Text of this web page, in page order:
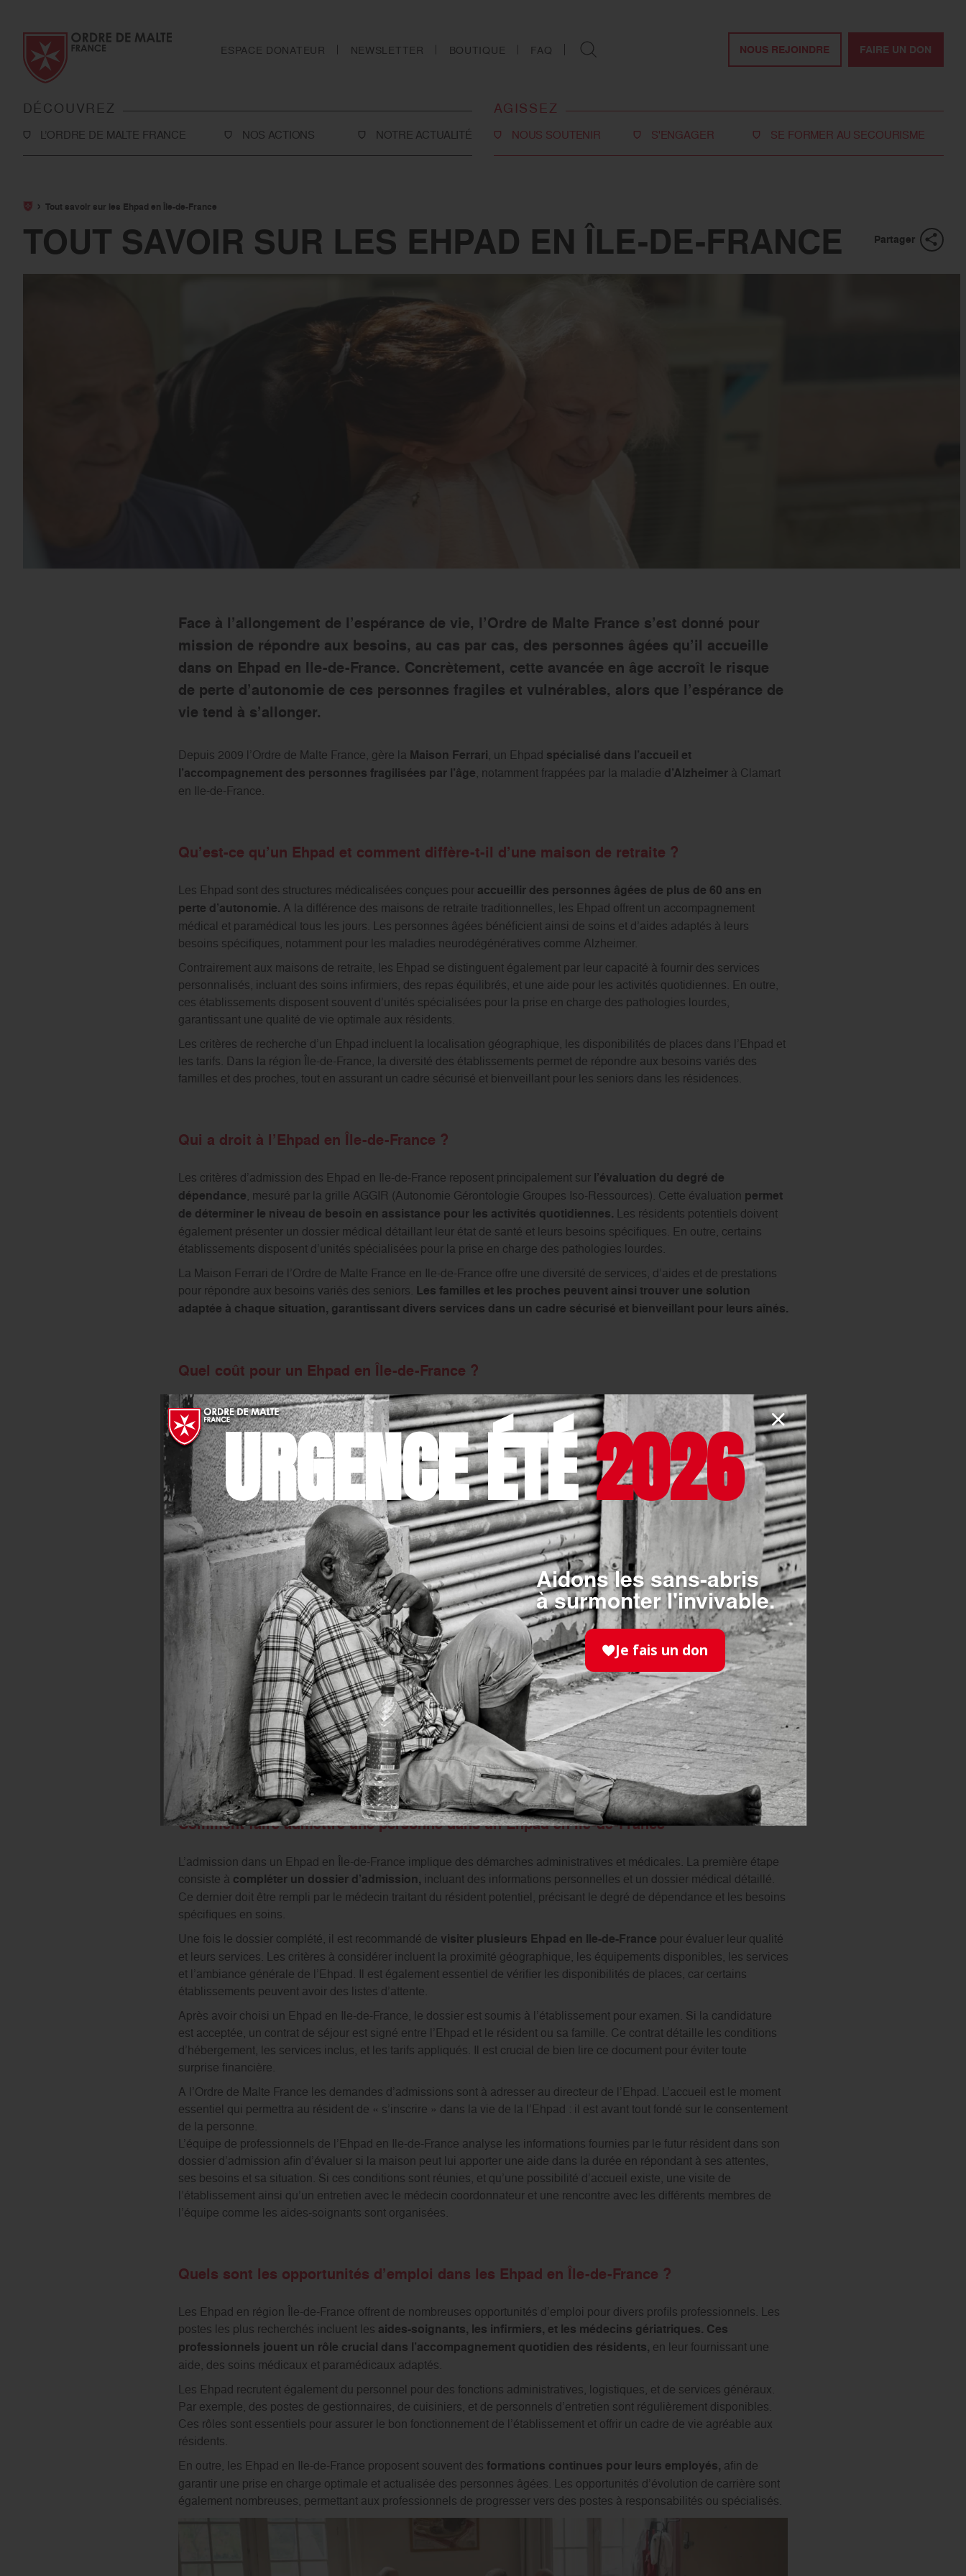
ESPACE DONATEUR NEWSLETTER BOUTIQUE FAQ NOUS REJOINDRE FAIRE UN DON
DÉCOUVREZ
L’ORDRE DE MALTE FRANCE
Notre présence en France
NOS ACTIONS
International
NOTRE ACTUALITÉ
AGISSEZ
NOUS SOUTENIR
Devenir partenaire
Legs, donations et
S'ENGAGER
Rejoindre la délégation
des jeunes
SE FORMER AU SECOURISME
Tout savoir sur les Ehpad en Île-de-France
Partager
TOUT SAVOIR SUR LES EHPAD EN ÎLE-DE-FRANCE
Face à l’allongement de l’espérance de vie, l’Ordre de Malte France s’est donné pour
mission de répondre aux besoins, au cas par cas, des personnes âgées qu’il accueille
dans on Ehpad en Ile-de-France. Concrètement, cette avancée en âge accroît le risque
de perte d’autonomie de ces personnes fragiles et vulnérables, alors que l’espérance de
vie tend à s’allonger.
Depuis 2009 l’Ordre de Malte France, gère la Maison Ferrari, un Ehpad spécialisé dans l’accueil et
l’accompagnement des personnes fragilisées par l’âge, notamment frappées par la maladie d’Alzheimerà Clamart
en Ile-de-France.
Qu’est-ce qu’un Ehpad et comment diffère-t-il d’une maison de retraite ?
Les Ehpad sont des structures médicalisées conçues pour accueillir des personnes âgées de plus de 60 ans en
perte d’autonomie. A la différence des maisons de retraite traditionnelles, les Ehpad offrent un accompagnement
médical et paramédical tous les jours. Les personnes âgées bénéficient ainsi de soins et d’aides adaptés à leurs
besoins spécifiques, notamment pour les maladies neurodégénératives comme Alzheimer.
Contrairement aux maisons de retraite, les Ehpad se distinguent également par leur capacité à fournir des services
personnalisés, incluant des soins infirmiers, des repas équilibrés, et une aide pour les activités quotidiennes. En outre,
ces établissements disposent souvent d’unités spécialisées pour la prise en charge des pathologies lourdes,
garantissant une qualité de vie optimale aux résidents.
Les critères de recherche d’un Ehpad incluent la localisation géographique, les disponibilités de places dans l’Ehpad et
les tarifs. Dans la région Île-de-France, la diversité des établissements permet de répondre aux besoins variés des
familles et des proches, tout en assurant un cadre sécurisé et bienveillant pour les seniors dans les résidences.
Qui a droit à l’Ehpad en Île-de-France ?
Les critères d’admission des Ehpad en Ile-de-France reposent principalement sur l’évaluation du degré de
dépendance, mesuré par la grille AGGIR (Autonomie Gérontologie Groupes Iso-Ressources). Cette évaluation permet
de déterminer le niveau de besoin en assistance pour les activités quotidiennes. Les résidents potentiels doivent
également présenter un dossier médical détaillant leur état de santé et leurs besoins spécifiques. En outre, certains
établissements disposent d’unités spécialisées pour la prise en charge des pathologies lourdes.
La Maison Ferrari de l’Ordre de Malte France en Ile-de-France offre une diversité de services, d’aides et de prestations
pour répondre aux besoins variés des seniors. Les familles et les proches peuvent ainsi trouver une solution
adaptée à chaque situation, garantissant divers services dans un cadre sécurisé et bienveillant pour leurs aînés.
Quel coût pour un Ehpad en Île-de-France ?
Le coût d’un Ehpad en île-de-France va dépendre des prestations proposées par l’établissement. Le tarif des Ehpad à
Paris peut beaucoup varier, mais son prix moyen est de 3 154 euros par mois et en moyenne un tarif entre 2 000 et 5
000 euros
par mois en fonction de la capacité d’accueil de l’établissement. Ces frais comprennent généralement le
logement en chambre individuelle ou partagée, les repas, les aides et les soins de base. Les services additionnels, tels
que les activités culturelles, les sorties organisées, ou des soins spécifiques, peuvent engendrer des coûts
supplémentaires. Il est donc crucial de bien évaluer les besoins de chacun pour anticiper le budget nécessaire.
La Maison Ferrari tenue par l’Ordre de Malte France Ile-de-France propose 3 tarifs distincts :
Le tarif hébergement : Ce tarif couvre toutes les dépenses relatives à l’hôtellerie, la pension complète, les frais de
blanchissage du linge et l’animation. Il doit être pris en charge par le résident ou sa famille.
Le tarif dépendance : Ce tarif dépend du degré de dépendance de la personne hébergée et est défini dans le cadre de
la convention tripartite. Ce tarif est à la charge de la personne accueillie. Le tarif dépendance englobe toutes les
dépenses liées à la perte d’autonomie.
Le tarif soins : Ce tarif est entièrement pris en charge par l’assurance maladie et versé à l’établissement sous la forme
d’une dotation globale.
Si le budget est limité, il faut chercher des informations sur ses droits. En effet, l’admission dans un Ehpad en Ile-de-
France peut être financée en partie ou en totalité par des aides sociales :l’Allocation Personnalisée
d’Autonomie (APA) oul’Aide Sociale à l’Hébergement(ASH) variant en fonction du type de ressources de la
personne âgée et de sa famille.
Comment faire admettre une personne dans un Ehpad en Île-de-France
L’admission dans un Ehpad en Île-de-France implique des démarches administratives et médicales. La première étape
consiste à compléter un dossier d’admission, incluant des informations personnelles et un dossier médical détaillé.
Ce dernier doit être rempli par le médecin traitant du résident potentiel, précisant le degré de dépendance et les besoins
spécifiques en soins.
Une fois le dossier complété, il est recommandé de visiter plusieurs Ehpad en Ile-de-France pour évaluer leur qualité
et leurs services. Les critères à considérer incluent la proximité géographique, les équipements disponibles, les services
et l’ambiance générale de l’Ehpad. Il est également essentiel de vérifier les disponibilités de places, car certains
établissements peuvent avoir des listes d’attente.
Après avoir choisi un Ehpad en Ile-de-France, le dossier est soumis à l’établissement pour examen. Si la candidature
est acceptée, un contrat de séjour est signé entre l’Ehpad et le résident ou sa famille. Ce contrat détaille les conditions
d’hébergement, les services inclus, et les tarifs appliqués. Il est crucial de bien lire ce document pour éviter toute
surprise financière.
A l’Ordre de Malte France les demandes d’admissions sont à adresser au directeur de l’Ehpad. L’accueil est le moment
essentiel qui permettra au résident de « s’inscrire » dans la vie de la l’Ehpad : il est avant tout fondé sur le consentement
de la personne.
L’équipe de professionnels de l’Ehpad en Ile-de-France analyse les informations fournies par le futur résident dans son
dossier d’admission afin d’évaluer si la maison peut lui apporter une aide dans la durée en répondant à ses attentes,
ses besoins et sa situation. Si ces conditions sont réunies, et qu’une possibilité d’accueil existe, une visite de
l’établissement ainsi qu’un entretien avec le médecin coordonnateur et une rencontre avec les différents membres de
l’équipe comme les aides-soignants sont organisées.
Quels sont les opportunités d’emploi dans les Ehpad en Île-de-France ?
Les Ehpad en région Île-de-France offrent de nombreuses opportunités d’emploi pour divers profils professionnels. Les
postes les plus recherchés incluent les aides-soignants, les infirmiers, et les médecins gériatriques. Ces
professionnels jouent un rôle crucial dans l’accompagnement quotidien des résidents, en leur fournissant une
aide, des soins médicaux et paramédicaux adaptés.
Les Ehpad recrutent également du personnel pour des fonctions administratives, logistiques, et de services généraux.
Par exemple, des postes de gestionnaires, de cuisiniers, et de personnels d’entretien sont régulièrement disponibles.
Ces rôles sont essentiels pour assurer le bon fonctionnement de l’établissement et offrir un cadre de vie agréable aux
résidents.
En outre, les Ehpad en Ile-de-France proposent souvent des formations continues pour leurs employés, afin de
garantir une prise en charge optimale et actualisée des personnes âgées. Les opportunités d’évolution de carrière sont
également nombreuses, permettant aux professionnels de progresser vers des postes à responsabilités ou spécialisés.
URGENCE ÉTÉ2026
Aidons les sans-abris
à surmonter l'invivable.
Je fais un don